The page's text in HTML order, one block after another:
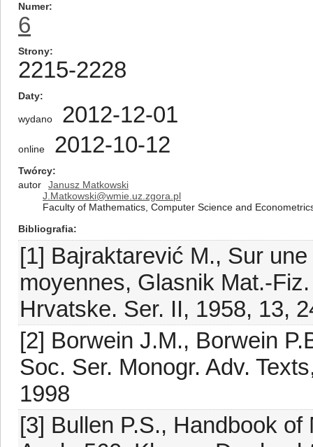
Numer
6
Strony
2215-2228
Daty
wydano 2012-12-01
online 2012-10-12
Twórcy
autor
Janusz Matkowski
J.Matkowski@wmie.uz.zgora.pl
Faculty of Mathematics, Computer Science and
Bibliografia
[1] Bajraktarević M., Sur
moyennes, Glasnik Mat.-
Hrvatske. Ser. II, 1958, 13,
[2] Borwein J.M., Borwein
Soc. Ser. Monogr. Adv.
1998
[3] Bullen P.S., Handbook